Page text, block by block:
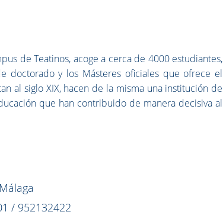
de Teatinos, acoge a cerca de 4000 estudiantes,
doctorado y los Másteres oficiales que ofrece el
al siglo XIX, hacen de la misma una institución de
que han contribuido de manera decisiva al
/ 952132422